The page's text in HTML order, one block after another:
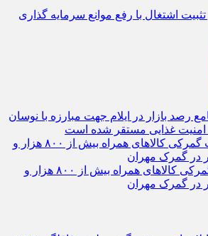
اشتغال با رفع موانع سرمایه‌ گذاری
رصد بازار در ایلام جهت مبارزه با نوسان
امنیت غذایی مستقر شده است